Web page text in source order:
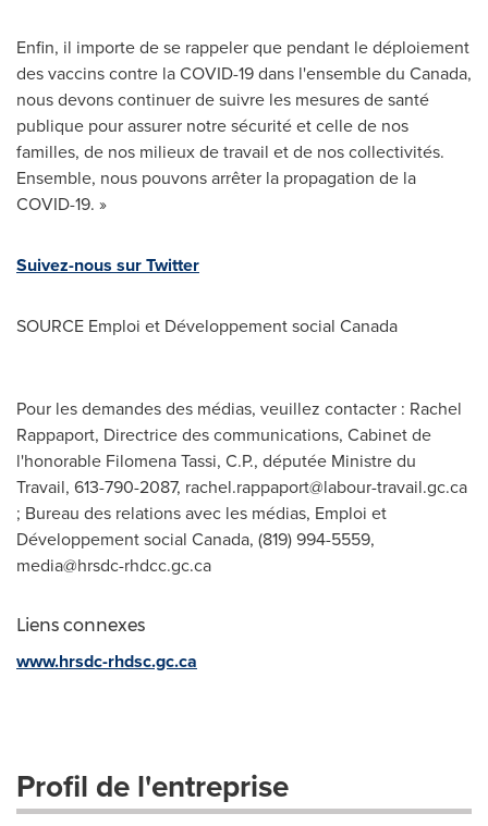
Enfin, il importe de se rappeler que pendant le déploiement
des vaccins contre la COVID-19 dans l'ensemble du Canada,
nous devons continuer de suivre les mesures de santé
publique pour assurer notre sécurité et celle de nos
familles, de nos milieux de travail et de nos collectivités.
Ensemble, nous pouvons arrêter la propagation de la
COVID-19. »
Suivez-nous sur Twitter
SOURCE Emploi et Développement social Canada
Pour les demandes des médias, veuillez contacter : Rachel
Rappaport, Directrice des communications, Cabinet de
l'honorable Filomena Tassi, C.P., députée Ministre du
Travail, 613-790-2087, rachel.rappaport@labour-travail.gc.ca
; Bureau des relations avec les médias, Emploi et
Développement social Canada, (819) 994-5559,
media@hrsdc-rhdcc.gc.ca
Liens connexes
www.hrsdc-rhdsc.gc.ca
Profil de l'entreprise